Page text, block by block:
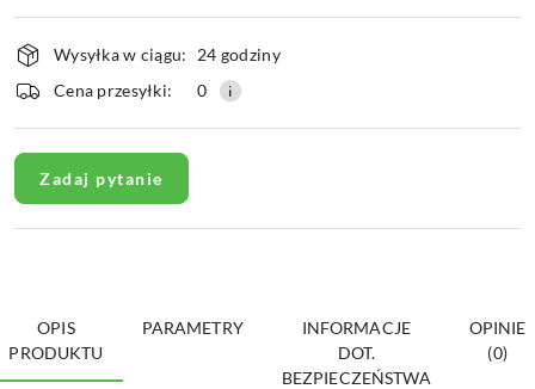
Dostępność
i
dostawa
Wysyłka w ciągu:
24 godziny
Cena przesyłki:
0
Zadaj pytanie
OPIS
PRODUKTU
PARAMETRY
INFORMACJE
DOT.
BEZPIECZEŃSTWA
OPINIE
(0)